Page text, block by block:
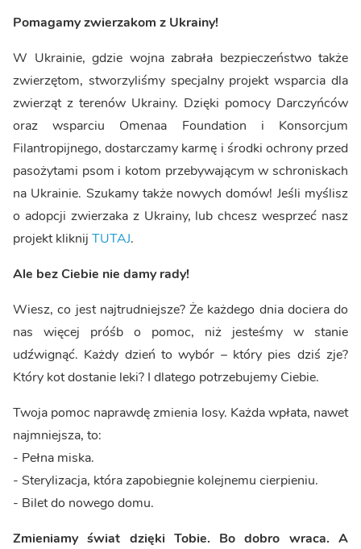
Pomagamy zwierzakom z Ukrainy!
W Ukrainie, gdzie wojna zabrała bezpieczeństwo także
zwierzętom, stworzyliśmy specjalny projekt wsparcia dla
zwierząt z terenów Ukrainy. Dzięki pomocy Darczyńców
oraz wsparciu Omenaa Foundation i Konsorcjum
Filantropijnego, dostarczamy karmę i środki ochrony przed
pasożytami psom i kotom przebywającym w schroniskach
na Ukrainie. Szukamy także nowych domów! Jeśli myślisz
o adopcji zwierzaka z Ukrainy, lub chcesz wesprzeć nasz
projekt kliknij TUTAJ.
Ale bez Ciebie nie damy rady!
Wiesz, co jest najtrudniejsze? Że każdego dnia dociera do
nas więcej próśb o pomoc, niż jesteśmy w stanie
udźwignąć. Każdy dzień to wybór – który pies dziś zje?
Który kot dostanie leki? I dlatego potrzebujemy Ciebie.
Twoja pomoc naprawdę zmienia losy. Każda wpłata, nawet
najmniejsza, to:
- Pełna miska.
- Sterylizacja, która zapobiegnie kolejnemu cierpieniu.
- Bilet do nowego domu.
Zmieniamy świat dzięki Tobie. Bo dobro wraca. A